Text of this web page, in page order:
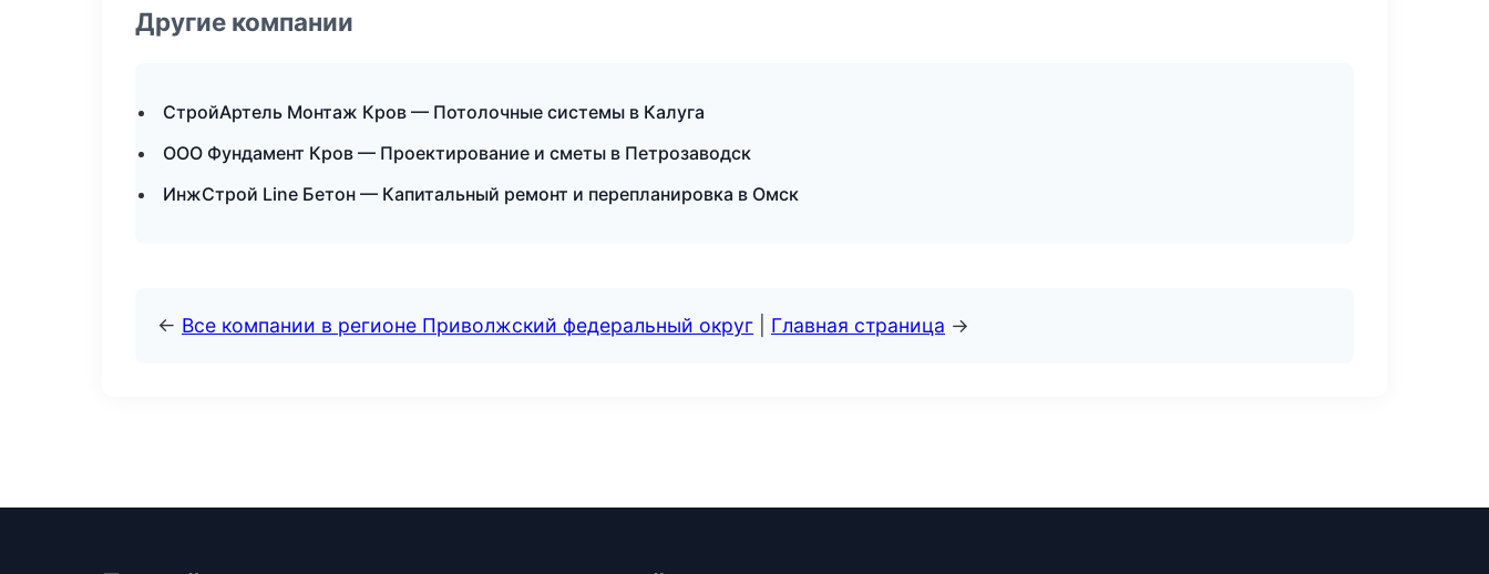
Другие компании
СтройАртель Монтаж Кров — Потолочные системы в Калуга
ООО Фундамент Кров — Проектирование и сметы в Петрозаводск
ИнжСтрой Line Бетон — Капитальный ремонт и перепланировка в Омск
← Все компании в регионе Приволжский федеральный округ Главная страница →